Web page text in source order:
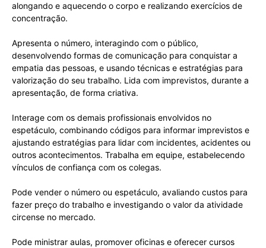
alongando e aquecendo o corpo e realizando exercícios de
concentração.
Apresenta o número, interagindo com o público,
desenvolvendo formas de comunicação para conquistar a
empatia das pessoas, e usando técnicas e estratégias para
valorização do seu trabalho. Lida com imprevistos, durante a
apresentação, de forma criativa.
Interage com os demais profissionais envolvidos no
espetáculo, combinando códigos para informar imprevistos e
ajustando estratégias para lidar com incidentes, acidentes ou
outros acontecimentos. Trabalha em equipe, estabelecendo
vínculos de confiança com os colegas.
Pode vender o número ou espetáculo, avaliando custos para
fazer preço do trabalho e investigando o valor da atividade
circense no mercado.
Pode ministrar aulas, promover oficinas e oferecer cursos